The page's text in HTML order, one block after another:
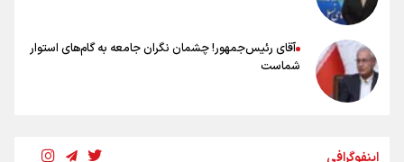
آقای رئیس‌جمهور! چشمان نگران جامعه به گام‌های استوار
شماست
اینفوگرافی